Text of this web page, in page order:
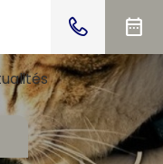
date_range